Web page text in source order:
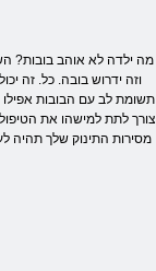
מה ילדה לא אוהב בובות?
וזה ידרוש בובה. כל. זה
תשומת לב עם הבובות אפילו
צורך לתת למישהו את
מסירות התינוק שלך תהיה